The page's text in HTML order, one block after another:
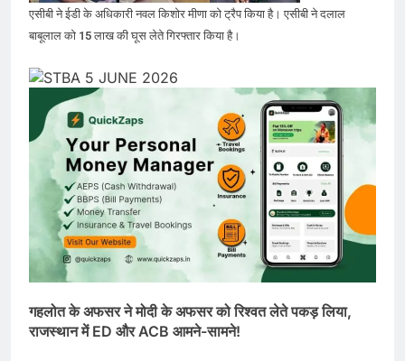
एसीबी ने ईडी के अधिकारी नवल किशोर मीणा को ट्रैप किया है। एसीबी ने दलाल
बाबूलाल को 15 लाख की घूस लेते गिरफ्तार किया है।
गहलोत के अफसर ने मोदी के अफसर को रिश्वत लेते पकड़ लिया,
राजस्थान में ED और ACB आमने-सामने!